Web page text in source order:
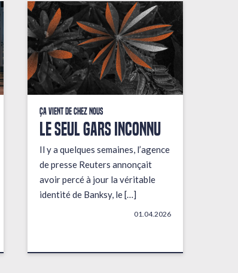
Ça vient de chez nous
LE SEUL GARS INCONNU
Il y a quelques semaines, l’agence
de presse Reuters annonçait
avoir percé à jour la véritable
identité de Banksy, le […]
01.04.2026